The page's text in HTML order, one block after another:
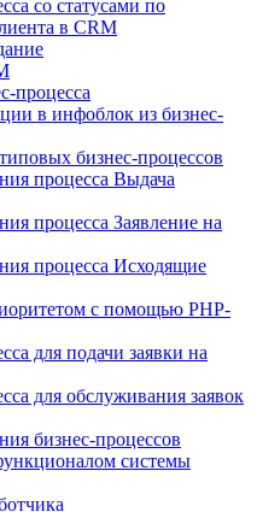
со статусами по
в CRM
процесса
в инфоблок из бизнес-
бизнес-процессов
процесса Выдача
процесса Заявление на
процесса Исходящие
с помощью PHP-
для подачи заявки на
для обслуживания заявок
бизнес-процессов
системы